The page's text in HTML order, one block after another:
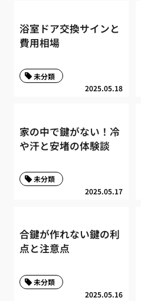
浴室ドア交換サインと
費用相場
2025.05.18
未分類
家の中で鍵がない！冷
や汗と安堵の体験談
2025.05.17
未分類
合鍵が作れない鍵の利
点と注意点
2025.05.16
未分類